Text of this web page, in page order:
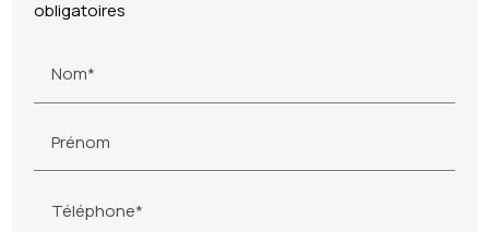
obligatoires
Nom*
Prénom
Téléphone*